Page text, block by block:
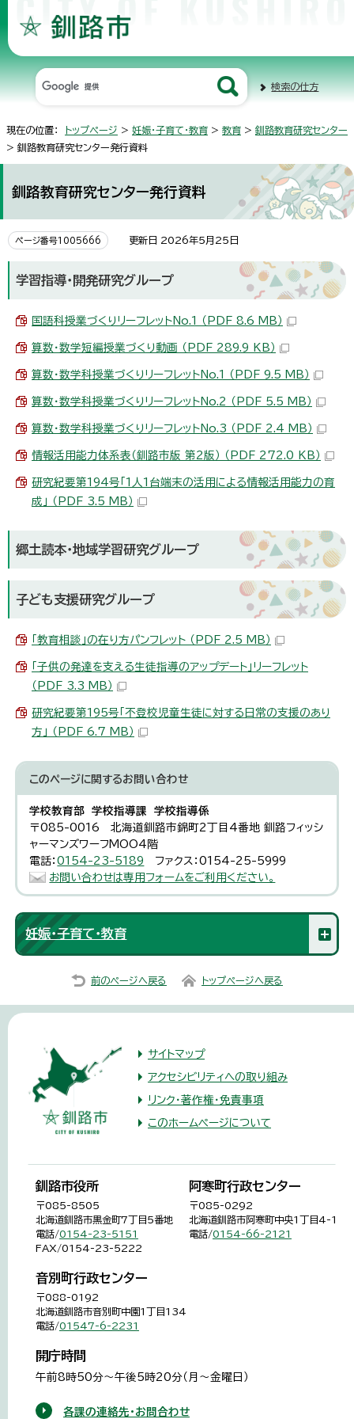
検索の仕方
現在の位置： トップページ > 妊娠・子育て・教育 > 教育 > 釧路教育研究センター
> 釧路教育研究センター発行資料
釧路教育研究センター発行資料
ページ番号1005666 更新日 2026年5月25日
学習指導・開発研究グループ
国語科授業づくりリーフレットNo.1 （PDF 8.6 MB）
算数・数学短編授業づくり動画 （PDF 289.9 KB）
算数・数学科授業づくりリーフレットNo.1 （PDF 9.5 MB）
算数・数学科授業づくりリーフレットNo.2 （PDF 5.5 MB）
算数・数学科授業づくりリーフレットNo.3 （PDF 2.4 MB）
情報活用能力体系表（釧路市版 第2版） （PDF 272.0 KB）
研究紀要第194号「1人1台端末の活用による情報活用能力の育
成」 （PDF 3.5 MB）
郷土読本・地域学習研究グループ
子ども支援研究グループ
「教育相談」の在り方パンフレット （PDF 2.5 MB）
「子供の発達を支える生徒指導のアップデート」リーフレット
（PDF 3.3 MB）
研究紀要第195号「不登校児童生徒に対する日常の支援のあり
方」 （PDF 6.7 MB）
このページに関するお問い合わせ
学校教育部 学校指導課 学校指導係
〒085-0016 北海道釧路市錦町2丁目4番地 釧路フィッシ
ャーマンズワーフMOO4階
電話：0154-23-5189
ファクス：0154-25-5999
お問い合わせは専用フォームをご利用ください。
妊娠・子育て・教育
前のページへ戻る トップページへ戻る
サイトマップ
アクセシビリティへの取り組み
リンク・著作権・免責事項
このホームページについて
釧路市役所
〒085-8505
北海道釧路市黒金町7丁目5番地
電話/0154-23-5151
FAX/0154-23-5222
阿寒町行政センター
〒085-0292
北海道釧路市阿寒町中央1丁目4-1
電話/0154-66-2121
音別町行政センター
〒088-0192
北海道釧路市音別町中園1丁目134
電話/01547-6-2231
開庁時間
午前8時50分～午後5時20分（月～金曜日）
各課の連絡先・お問合わせ